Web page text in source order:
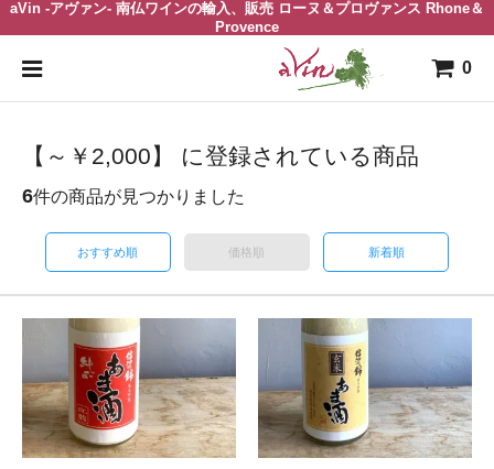
aVin -アヴァン- 南仏ワインの輸入、販売 ローヌ＆プロヴァンス Rhone＆
Provence
0
【～￥2,000】 に登録されている商品
6件の商品が見つかりました
おすすめ順 価格順 新着順